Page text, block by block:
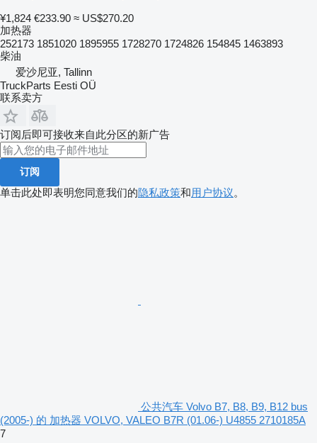
¥1,824 €233.90 ≈ US$270.20
加热器
252173 1851020 1895955 1728270 1724826 154845 1463893
柴油
爱沙尼亚, Tallinn
TruckParts Eesti OÜ
联系卖方
订阅后即可接收来自此分区的新广告
订阅
单击此处即表明您同意我们的隐私政策和用户协议。
公共汽车 Volvo B7, B8, B9, B12 bus
(2005-) 的 加热器 VOLVO, VALEO B7R (01.06-) U4855 2710185A
7